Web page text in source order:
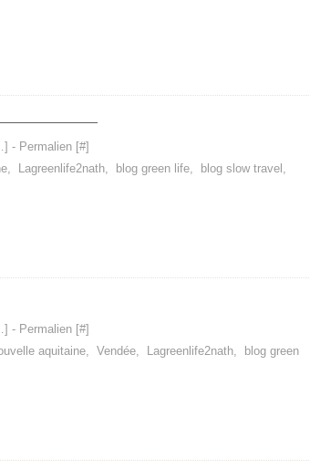
] - Permalien [#]
, Lagreenlife2nath, blog green life, blog slow travel ,
] - Permalien [#]
aquitaine, Vendée, Lagreenlife2nath,
blog green